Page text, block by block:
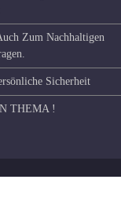
Zum Nachhaltigen
Sicherheit
THEMA !